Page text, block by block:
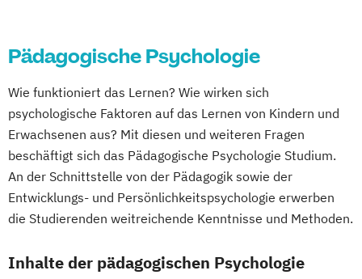
Pädagogische Psychologie
Wie funktioniert das Lernen? Wie wirken sich
psychologische Faktoren auf das Lernen von Kindern und
Erwachsenen aus? Mit diesen und weiteren Fragen
beschäftigt sich das Pädagogische Psychologie Studium.
An der Schnittstelle von der Pädagogik sowie der
Entwicklungs- und Persönlichkeitspsychologie erwerben
die Studierenden weitreichende Kenntnisse und Methoden.
Inhalte der pädagogischen Psychologie